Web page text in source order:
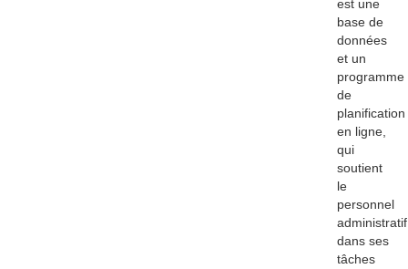
est une
base de
données
et un
programme
de
planification
en ligne,
qui
soutient
le
personnel
administratif
dans ses
tâches